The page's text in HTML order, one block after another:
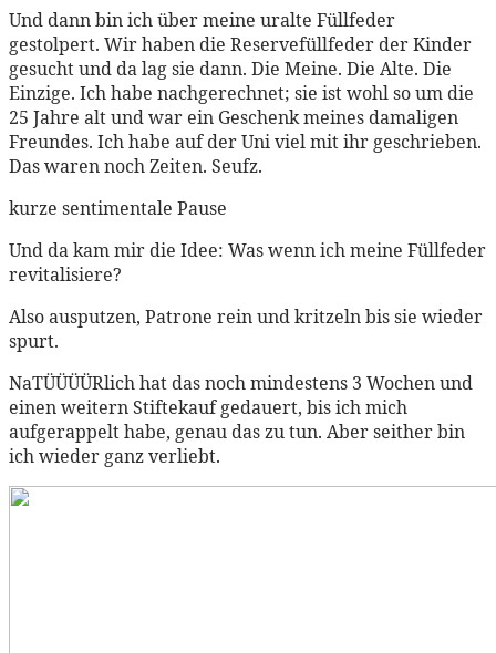
Und dann bin ich über meine uralte Füllfeder
gestolpert. Wir haben die Reservefüllfeder der Kinder
gesucht und da lag sie dann. Die Meine. Die Alte. Die
Einzige. Ich habe nachgerechnet; sie ist wohl so um die
25 Jahre alt und war ein Geschenk meines damaligen
Freundes. Ich habe auf der Uni viel mit ihr geschrieben.
Das waren noch Zeiten. Seufz.
kurze sentimentale Pause
Und da kam mir die Idee: Was wenn ich meine Füllfeder
revitalisiere?
Also ausputzen, Patrone rein und kritzeln bis sie wieder
spurt.
NaTÜÜÜÜRlich hat das noch mindestens 3 Wochen und
einen weitern Stiftekauf gedauert, bis ich mich
aufgerappelt habe, genau das zu tun. Aber seither bin
ich wieder ganz verliebt.